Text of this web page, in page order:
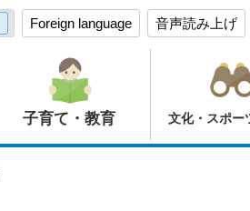
Foreign language 音声読み上げ
子育て・教育 文化・スポー